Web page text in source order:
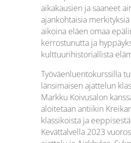
aikakausien ja saaneet
ajankohtaisia
aikoina eläen omaa
kerrostunutta ja
kulttuurihistoriallista
Työväenluentokurssilla
länsimaisen ajattelun
Markku Koivusalon
aloitetaan antiikin
klassikoista ja
Kevättalvella 2023